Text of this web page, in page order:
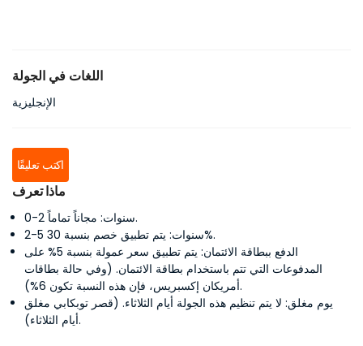
اللغات في الجولة
الإنجليزية
اكتب تعليقًا
ماذا تعرف
0-2 سنوات: مجاناً تماماً.
2-5 سنوات: يتم تطبيق خصم بنسبة 30%.
الدفع ببطاقة الائتمان: يتم تطبيق سعر عمولة بنسبة 5% على
المدفوعات التي تتم باستخدام بطاقة الائتمان. (وفي حالة بطاقات
أمريكان إكسبريس، فإن هذه النسبة تكون 6%).
يوم مغلق: لا يتم تنظيم هذه الجولة أيام الثلاثاء. (قصر توبكابي مغلق
أيام الثلاثاء).